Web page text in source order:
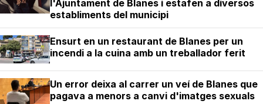
l'Ajuntament de Blanes i estafen a diversos
establiments del municipi
Ensurt en un restaurant de Blanes per un
incendi a la cuina amb un treballador ferit
Un error deixa al carrer un veí de Blanes que
pagava a menors a canvi d'imatges sexuals